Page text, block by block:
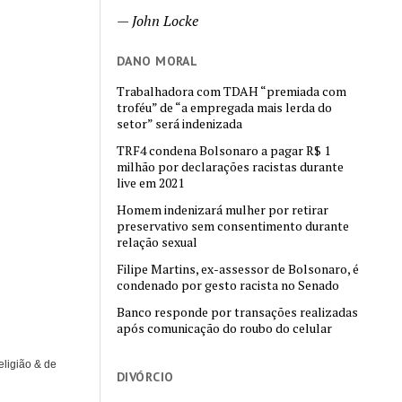
— John Locke
DANO MORAL
Trabalhadora com TDAH “premiada com
troféu” de “a empregada mais lerda do
setor” será indenizada
TRF4 condena Bolsonaro a pagar R$ 1
milhão por declarações racistas durante
live em 2021
Homem indenizará mulher por retirar
preservativo sem consentimento durante
relação sexual
Filipe Martins, ex-assessor de Bolsonaro, é
condenado por gesto racista no Senado
Banco responde por transações realizadas
após comunicação do roubo do celular
DIVÓRCIO
& de